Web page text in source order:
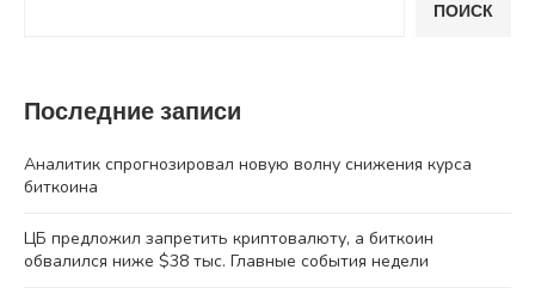
ПОИСК
Последние записи
Аналитик спрогнозировал новую волну снижения курса
биткоина
ЦБ предложил запретить криптовалюту, а биткоин
обвалился ниже $38 тыс. Главные события недели